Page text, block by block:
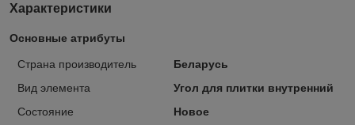
Характеристики
Основные атрибуты
Страна производитель
Беларусь
Вид элемента
Угол для плитки внутренний
Состояние
Новое